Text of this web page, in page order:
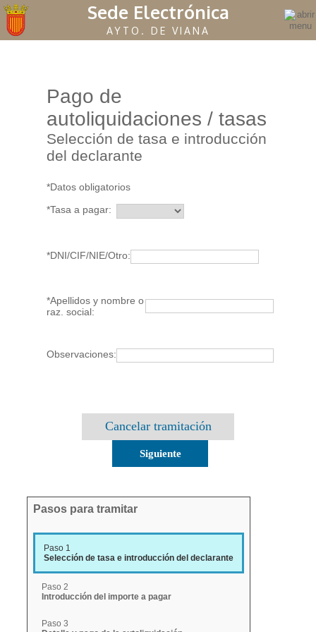
Sede Electrónica
AYTO. DE VIANA
Pago de
autoliquidaciones / tasas
Selección de tasa e introducción
del declarante
*Datos obligatorios
*Tasa a pagar:
*DNI/CIF/NIE/Otro:
*Apellidos y nombre o
raz. social:
Observaciones:
Cancelar tramitación
Pasos para tramitar
Paso 1
Selección de tasa e introducción del declarante
Paso 2
Introducción del importe a pagar
Paso 3